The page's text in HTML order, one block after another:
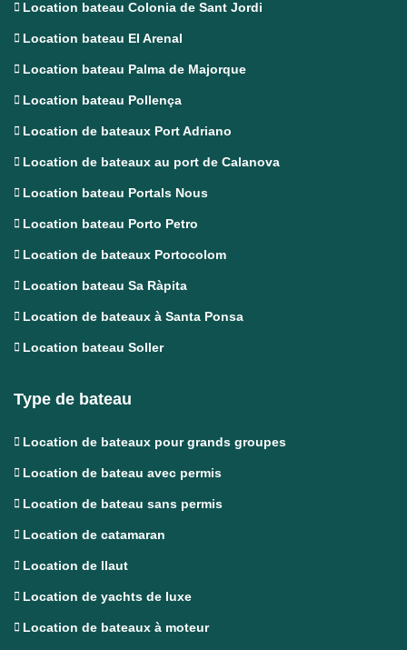
Location bateau Colonia de Sant Jordi
Location bateau El Arenal
Location bateau Palma de Majorque
Location bateau Pollença
Location de bateaux Port Adriano
Location de bateaux au port de Calanova
Location bateau Portals Nous
Location bateau Porto Petro
Location de bateaux Portocolom
Location bateau Sa Ràpita
Location de bateaux à Santa Ponsa
Location bateau Soller
Type de bateau
Location de bateaux pour grands groupes
Location de bateau avec permis
Location de bateau sans permis
Location de catamaran
Location de llaut
Location de yachts de luxe
Location de bateaux à moteur